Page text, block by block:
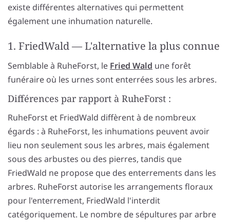
existe différentes alternatives qui permettent
également une inhumation naturelle.
1. FriedWald — L'alternative la plus connue
Semblable à RuheForst, le Fried Wald une forêt
funéraire où les urnes sont enterrées sous les arbres.
Différences par rapport à RuheForst :
RuheForst et FriedWald diffèrent à de nombreux
égards : à RuheForst, les inhumations peuvent avoir
lieu non seulement sous les arbres, mais également
sous des arbustes ou des pierres, tandis que
FriedWald ne propose que des enterrements dans les
arbres. RuheForst autorise les arrangements floraux
pour l'enterrement, FriedWald l'interdit
catégoriquement. Le nombre de sépultures par arbre